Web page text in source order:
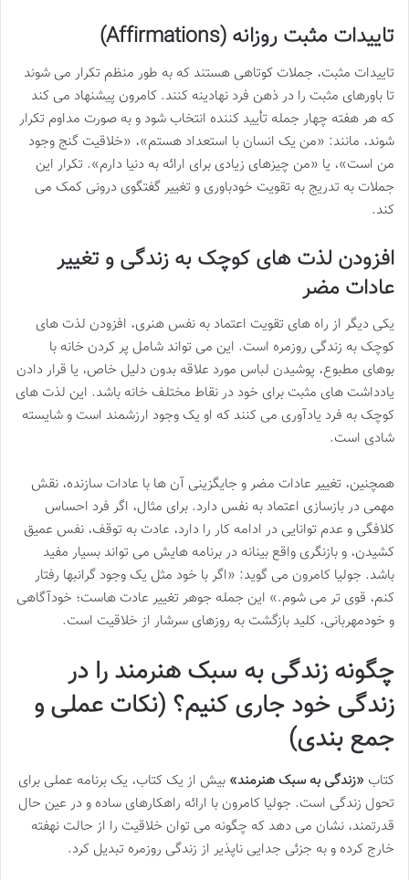
تاییدات مثبت روزانه (Affirmations)
تاییدات مثبت، جملات کوتاهی هستند که به طور منظم تکرار می شوند
تا باورهای مثبت را در ذهن فرد نهادینه کنند. کامرون پیشنهاد می کند
که هر هفته چهار جمله تأیید کننده انتخاب شود و به صورت مداوم تکرار
شوند، مانند: «من یک انسان با استعداد هستم»، «خلاقیت گنج وجود
من است»، یا «من چیزهای زیادی برای ارائه به دنیا دارم». تکرار این
جملات به تدریج به تقویت خودباوری و تغییر گفتگوی درونی کمک می
کند.
افزودن لذت های کوچک به زندگی و تغییر
عادات مضر
یکی دیگر از راه های تقویت اعتماد به نفس هنری، افزودن لذت های
کوچک به زندگی روزمره است. این می تواند شامل پر کردن خانه با
بوهای مطبوع، پوشیدن لباس مورد علاقه بدون دلیل خاص، یا قرار دادن
یادداشت های مثبت برای خود در نقاط مختلف خانه باشد. این لذت های
کوچک به فرد یادآوری می کنند که او یک وجود ارزشمند است و شایسته
شادی است.
همچنین، تغییر عادات مضر و جایگزینی آن ها با عادات سازنده، نقش
مهمی در بازسازی اعتماد به نفس دارد. برای مثال، اگر فرد احساس
کلافگی و عدم توانایی در ادامه کار را دارد، عادت به توقف، نفس عمیق
کشیدن، و بازنگری واقع بینانه در برنامه هایش می تواند بسیار مفید
باشد. جولیا کامرون می گوید: «اگر با خود مثل یک وجود گرانبها رفتار
کنم، قوی تر می شوم.» این جمله جوهر تغییر عادت هاست؛ خودآگاهی
و خودمهربانی، کلید بازگشت به روزهای سرشار از خلاقیت است.
چگونهزندگی به سبک هنرمندرا در
زندگی خود جاری کنیم؟ (نکات عملی و
جمع بندی)
کتاب «زندگی به سبک هنرمند» بیش از یک کتاب، یک برنامه عملی برای
تحول زندگی است. جولیا کامرون با ارائه راهکارهای ساده و در عین حال
قدرتمند، نشان می دهد که چگونه می توان خلاقیت را از حالت نهفته
خارج کرده و به جزئی جدایی ناپذیر از زندگی روزمره تبدیل کرد.